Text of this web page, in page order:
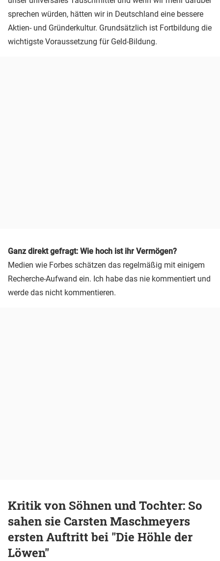
sprechen würden, hätten wir in Deutschland eine bessere
Aktien- und Gründerkultur. Grundsätzlich ist Fortbildung die
wichtigste Voraussetzung für Geld-Bildung.
Ganz direkt gefragt: Wie hoch ist ihr Vermögen?
Medien wie Forbes schätzen das regelmäßig mit einigem
Recherche-Aufwand ein. Ich habe das nie kommentiert und
werde das nicht kommentieren.
Kritik von Söhnen und Tochter: So
sahen sie Carsten Maschmeyers
ersten Auftritt bei "Die Höhle der
Löwen"